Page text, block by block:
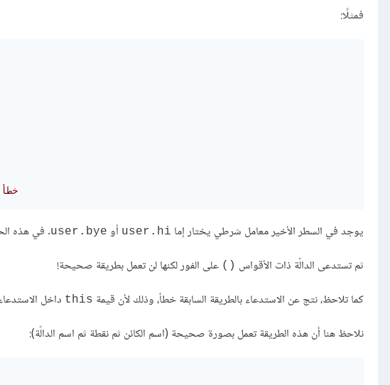
فمثلًا:
// خطأ
يوجد في السطر الأخير معامل شرطي يختار إما user.hi أو user.bye. في هذه
ثم تستدعى الدالّة ذات الأقواس () على الفور لكنها لن تعمل بطريقة صحيحة!
كما تلاحظ، نتج عن الاستدعاء بالطريقة السابقة خطأ، وذلك لأن قيمة this داخل
نلاحظ هنا أن هذه الطريقة تعمل بصورة صحيحة (اسم الكائن ثم نقطة ثم اسم الدالّة):